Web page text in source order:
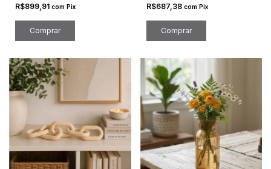
R$899,91 com Pix R$687,38 com Pix